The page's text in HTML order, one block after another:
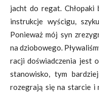
jacht do regat. Chłopaki
instrukcje wyścigu,
Ponieważ mój syn
na dziobowego.
racji doświadczenia jest
stanowisko, tym
rozegrają się na starcie i